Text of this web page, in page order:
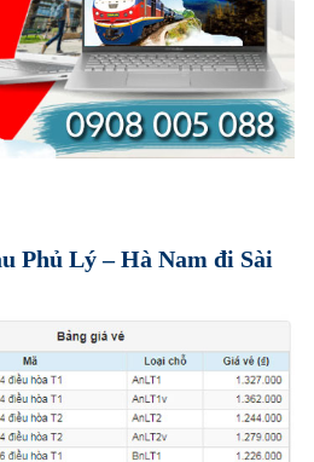
Phủ Lý – Hà Nam đi Sài